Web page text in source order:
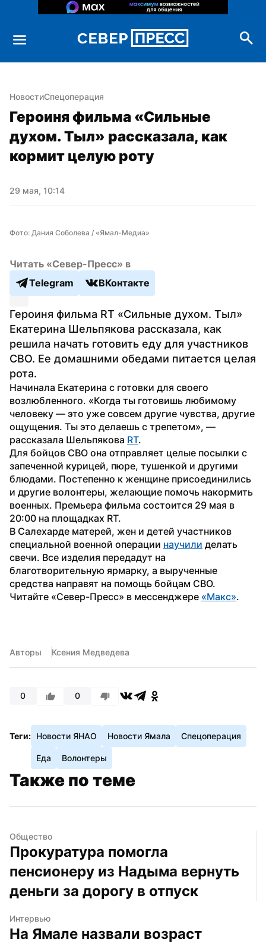
НовостиСпецоперация
Героиня фильма «Сильные
духом. Тыл» рассказала, как
кормит целую роту
29 мая, 10:14
Фото: Дания Соболева / «Ямал-Медиа»
Читать «Север-Пресс» в
Telegram
ВКонтакте
Героиня фильма RT «Сильные духом. Тыл»
Екатерина Шельпякова рассказала, как
решила начать готовить еду для участников
СВО. Ее домашними обедами питается целая
рота.
Начинала Екатерина с готовки для своего
возлюбленного. «Когда ты готовишь любимому
человеку — это уже совсем другие чувства, другие
ощущения. Ты это делаешь с трепетом», —
рассказала Шельпякова RT.
Для бойцов СВО она отправляет целые посылки с
запеченной курицей, пюре, тушенкой и другими
блюдами. Постепенно к женщине присоединились
и другие волонтеры, желающие помочь накормить
военных. Премьера фильма состоится 29 мая в
20:00 на площадках RT.
В Салехарде матерей, жен и детей участников
специальной военной операции научили делать
свечи. Все изделия передадут на
благотворительную ярмарку, а вырученные
средства направят на помощь бойцам СВО.
Читайте «Север-Пресс» в мессенджере «Макс».
Авторы Ксения Медведева
0 0
Теги: Новости ЯНАО Новости Ямала Спецоперация
Еда Волонтеры
Также по теме
Общество
Прокуратура помогла
пенсионеру из Надыма вернуть
деньги за дорогу в отпуск
Интервью
На Ямале назвали возраст